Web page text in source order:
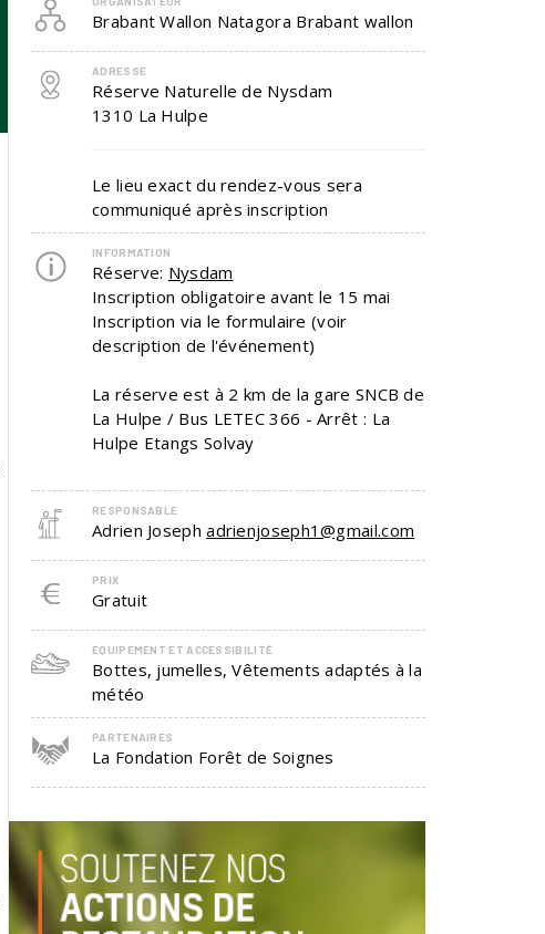
Brabant Wallon Natagora Brabant wallon
ADRESSE
Réserve Naturelle de Nysdam
1310 La Hulpe
Le lieu exact du rendez-vous sera
communiqué après inscription
INFORMATION
Réserve: Nysdam
Inscription obligatoire avant le 15 mai
Inscription via le formulaire (voir
description de l'événement)
La réserve est à 2 km de la gare SNCB de
La Hulpe / Bus LETEC 366 - Arrêt : La
Hulpe Etangs Solvay
RESPONSABLE
Adrien Josephadrienjoseph1@gmail.com
PRIX
Gratuit
EQUIPEMENT ET ACCESSIBILITÉ
Bottes, jumelles, Vêtements adaptés à la
météo
PARTENAIRES
La Fondation Forêt de Soignes